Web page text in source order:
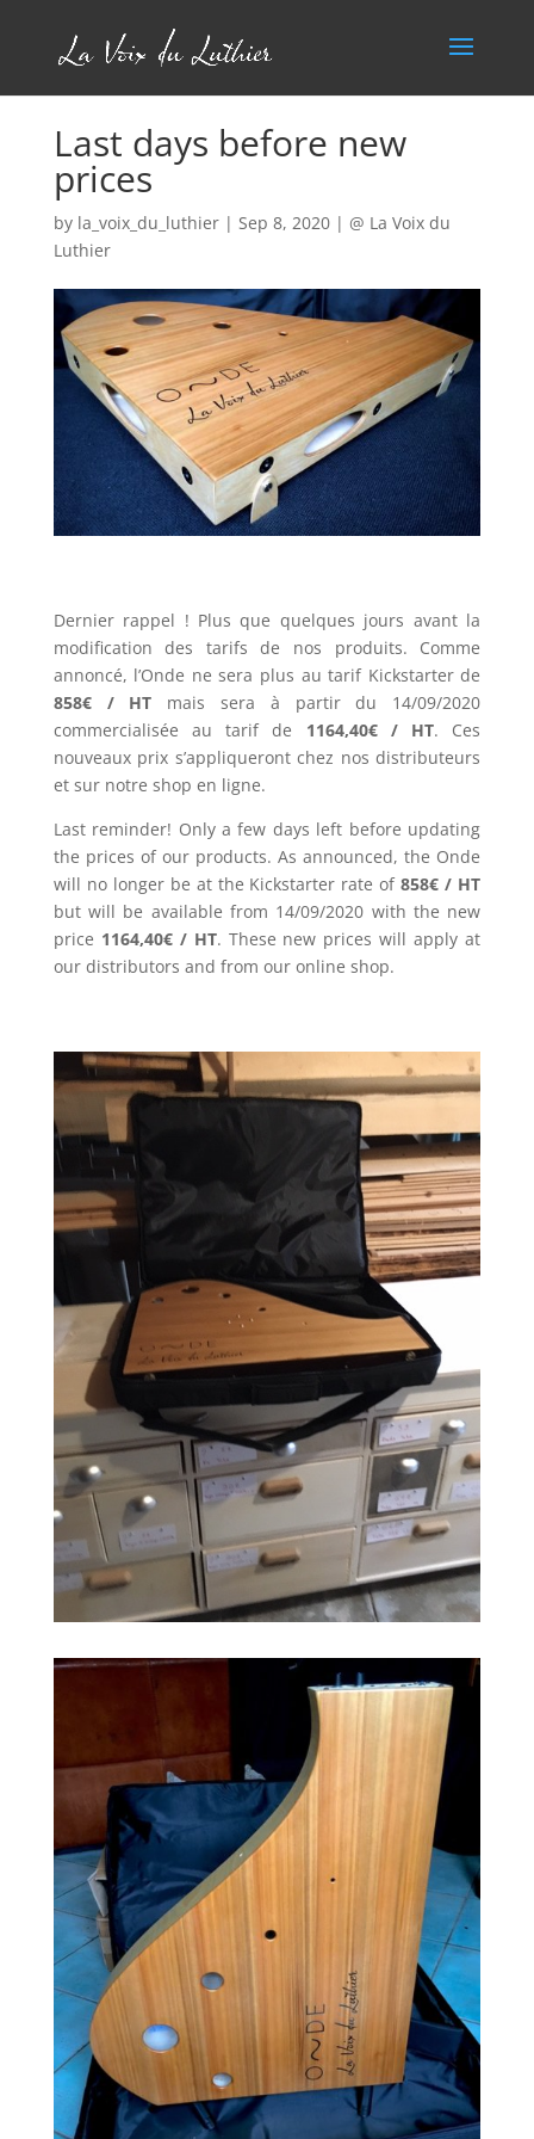
Last days before new
prices
by la_voix_du_luthier| Sep 8, 2020| @ La Voix du
Luthier
Dernier rappel ! Plus que quelques jours avant la
modification des tarifs de nos produits. Comme
annoncé, l’Onde ne sera plus au tarif Kickstarter de
858€ / HT mais sera à partir du 14/09/2020
commercialisée au tarif de 1164,40€ / HT. Ces
nouveaux prix s’appliqueront chez nos distributeurs
et sur notre shop en ligne.
Last reminder! Only a few days left before updating
the prices of our products. As announced, the Onde
will no longer be at the Kickstarter rate of858€ / HT
but will be available from 14/09/2020 with the new
price 1164,40€ / HT. These new prices will apply at
our distributors and from our online shop.